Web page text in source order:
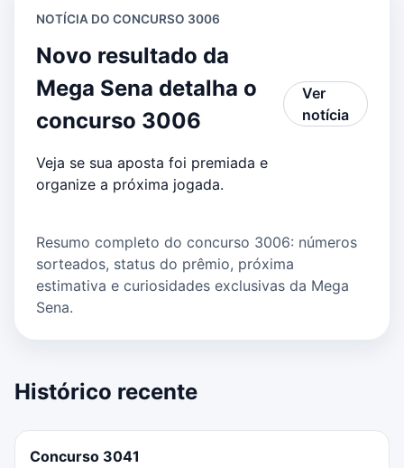
NOTÍCIA DO CONCURSO 3006
Novo resultado da
Mega Sena detalha o
concurso 3006
Veja se sua aposta foi premiada e
organize a próxima jogada.
Ver
notícia
Resumo completo do concurso 3006: números
sorteados, status do prêmio, próxima
estimativa e curiosidades exclusivas da Mega
Sena.
Histórico recente
Concurso 3041